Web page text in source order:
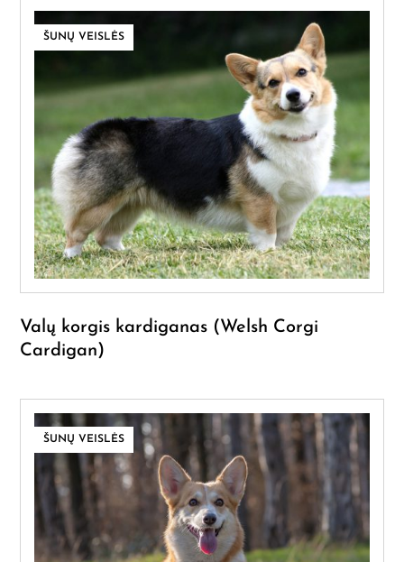
ŠUNŲ VEISLĖS
Valų korgis kardiganas (Welsh Corgi
Cardigan)
ŠUNŲ VEISLĖS